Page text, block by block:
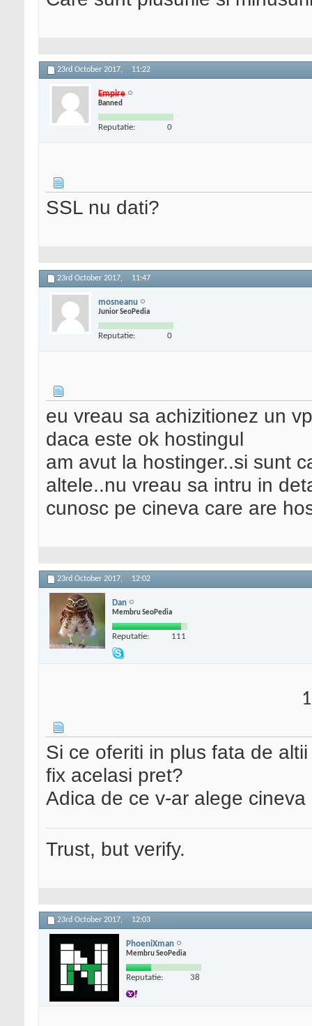
23rd October 2017, 11:22
Empire
Banned
Reputatie: 0
SSL nu dati?
23rd October 2017, 11:47
mosneanu
Junior SeoPedia
Reputatie: 0
eu vreau sa achizitionez un
daca este ok hostingul
am avut la hostinger..si sunt
altele..nu vreau sa intru in
cunosc pe cineva care are
23rd October 2017, 12:02
Dan
Membru SeoPedia
Reputatie: 111
Si ce oferiti in plus fata de
fix acelasi pret?
Adica de ce v-ar alege cineva
Trust, but verify.
23rd October 2017, 12:03
PhoeniXman
Membru SeoPedia
Reputatie: 38